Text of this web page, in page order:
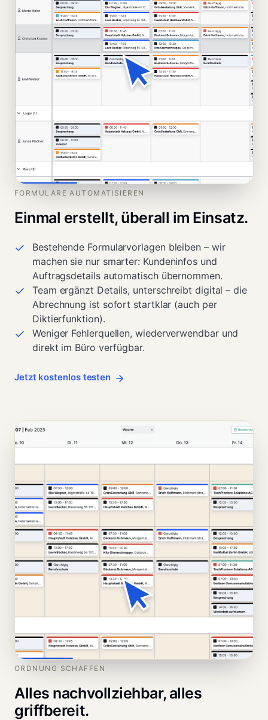
FORMULARE AUTOMATISIEREN
Einmal erstellt, überall im Einsatz.
Bestehende Formularvorlagen bleiben – wir
machen sie nur smarter: Kundeninfos und
Auftragsdetails automatisch übernommen.
Team ergänzt Details, unterschreibt digital – die
Abrechnung ist sofort startklar (auch per
Diktierfunktion).
Weniger Fehlerquellen, wiederverwendbar und
direkt im Büro verfügbar.
Jetzt kostenlos testen
ORDNUNG SCHAFFEN
Alles nachvollziehbar, alles
griffbereit.